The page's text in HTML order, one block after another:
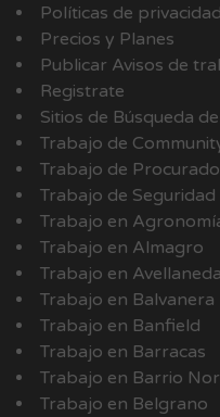
Políticas de
Precios y Planes
Publicar Avisos de
Registrate
Sitios de Búsqueda
Trabajo de
Trabajo de
Trabajo de Seguridad
Trabajo en
Trabajo en Almagro
Trabajo en Avellaneda
Trabajo en Balvanera
Trabajo en Banfield
Trabajo en Barracas
Trabajo en Barrio
Trabajo en Belgrano